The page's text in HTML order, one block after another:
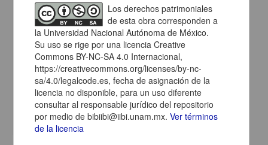
La historiografía sobre el proceso insurreccional cubano (1952-
1958)
Valdés Sánchez, Servando - Centro de Investigaciones sobre
América Latina y el Caribe, UNAM
Ciencias Sociales y Económicas
Los derechos patrimoniales
de esta obra corresponden a
la Universidad Nacional Autónoma de México.
Su uso se rige por una licencia Creative
Commons BY-NC-SA 4.0 Internacional,
https://creativecommons.org/licenses/by-nc-
sa/4.0/legalcode.es, fecha de asignación de la
licencia no disponible, para un uso diferente
consultar al responsable jurídico del repositorio
por medio de bibiibi@iibi.unam.mx.Ver términos
de la licencia